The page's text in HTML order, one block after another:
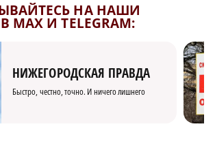
НА НАШИ
И TELEGRAM:
НИЖЕГОРОДСКАЯ ПРАВДА
Быстро, честно, точно. И ничего лишнего